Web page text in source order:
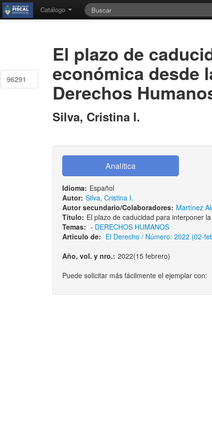
Catálogo
96291
El plazo de
económica desde
Derechos
Silva, Cristina I.
Idioma: Español
Autor: Silva, Cristina I.
Autor secundario/Colaboradores: Martínez
Título: El plazo de caducidad para interponer
Temas: - DERECHOS HUMANOS
Articulo de: El Derecho / Número: 2022 (02-
Año, vol. y nro.: 2022(15 febrero)
Puede solicitar más fácilmente el ejemplar con: